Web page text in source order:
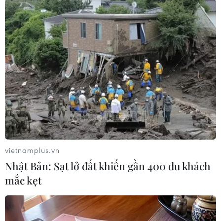
phạm đã chiếm đoạt hơn 445.000 tỷ đồng qua
việc tham ô hơn 415.000 tỷ đồng của SCB. Để
hợp thức hóa nguồn tiền trên, Trương Mỹ Lan
chỉ đạo cấp dưới lên phương án thực hiện việc
rút, chuyển tiền mặt ra khỏi hệ thống SCB.
Trương Mỹ Lan chỉ đạo cấp dưới lập danh sách
các pháp nhân, cá nhân nhận tiền, rút tiền, chủ
yếu là từ các công ty “ma”.
Việc rút tiền mặt chủ yếu được thực hiện ở
trình: Trương Mỹ Lan chỉ đạo thông qua
Nguyễn Phương Hồng (đã chết), sau đó Nguyễn
Phương Hồng phối hợp với các bị cáo Trương
Khánh Hoàng, Trần Thị Mỹ Dung yêu cầu bị cáo
Nguyễn Phương Anh lập danh sách các pháp
vietnamplus.vn
Nhật Bản: Sạt lở đất khiến gần 400 du khách
mắc kẹt